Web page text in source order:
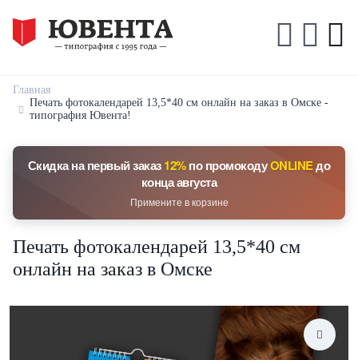
Главная
Печать фотокалендарей 13,5*40 см онлайн на заказ в Омске -
типография Ювента!
Скидка на первый заказ12%по промокодуONLINEдо
конца августа
Примените в корзине
Печать фотокалендарей 13,5*40 см
онлайн на заказ в Омске